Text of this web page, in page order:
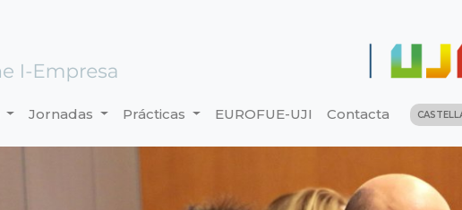
Jornadas Prácticas EUROFUE-UJI Contacta